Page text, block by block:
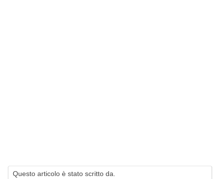
Questo articolo è stato scritto da.